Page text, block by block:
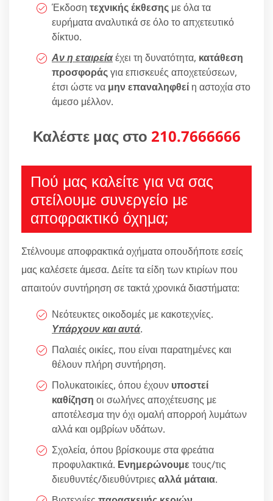
Έκδοση τεχνικής έκθεσης με όλα τα
ευρήματα αναλυτικά σε όλο το απχετευτικό
δίκτυο.
Αν η εταιρείαέχει τη δυνατότητα, κατάθεση
προσφοράςγια επισκευές αποχετεύσεων,
έτσι ώστε να μην επαναληφθεί η αστοχία στο
άμεσο μέλλον.
Καλέστε μας στο 210.7666666
Πού μας καλείτε για να σας
στείλουμε συνεργείο με
αποφρακτικό όχημα;
Στέλνουμε αποφρακτικά οχήματα οπουδήποτε εσείς
μας καλέσετε άμεσα. Δείτε τα είδη των κτιρίων που
απαιτούν συντήρηση σε τακτά χρονικά διαστήματα:
Νεότευκτες οικοδομές με κακοτεχνίες.
Υπάρχουν και αυτά.
Παλαιές οικίες, που είναι παρατημένες και
θέλουν πλήρη συντήρηση.
Πολυκατοικίες, όπου έχουν υποστεί
καθίζηση οι σωλήνες αποχέτευσης με
αποτέλεσμα την όχι ομαλή απορροή λυμάτων
αλλά και ομβρίων υδάτων.
Σχολεία, όπου βρίσκουμε στα φρεάτια
προφυλακτικά. Ενημερώνουμε τους/τις
διευθυντές/διευθύντριες αλλά μάταια.